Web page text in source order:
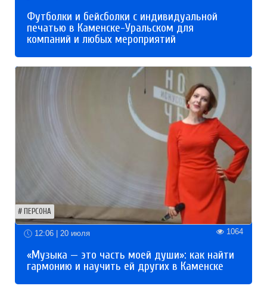
Футболки и бейсболки с индивидуальной
печатью в Каменске-Уральском для
компаний и любых мероприятий
ПЕРСОНА
12:06 | 20 июля 1064
«Музыка — это часть моей души»: как найти
гармонию и научить ей других в Каменске